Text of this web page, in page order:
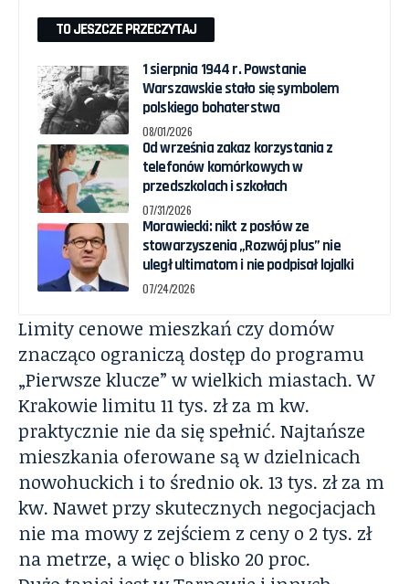
TO JESZCZE PRZECZYTAJ
1 sierpnia 1944 r. Powstanie
Warszawskie stało się symbolem
polskiego bohaterstwa
08/01/2026
Od września zakaz korzystania z
telefonów komórkowych w
przedszkolach i szkołach
07/31/2026
Morawiecki: nikt z posłów ze
stowarzyszenia „Rozwój plus” nie
uległ ultimatom i nie podpisał lojalki
07/24/2026
Limity cenowe mieszkań czy domów
znacząco ograniczą dostęp do programu
„Pierwsze klucze” w wielkich miastach. W
Krakowie limitu 11 tys. zł za m kw.
praktycznie nie da się spełnić. Najtańsze
mieszkania oferowane są w dzielnicach
nowohuckich i to średnio ok. 13 tys. zł za m
kw. Nawet przy skutecznych negocjacjach
nie ma mowy z zejściem z ceny o 2 tys. zł
na metrze, a więc o blisko 20 proc.